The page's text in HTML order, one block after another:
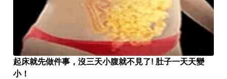
起床就先做件事，沒三天小腹就不見了! 肚子一天天變
小！